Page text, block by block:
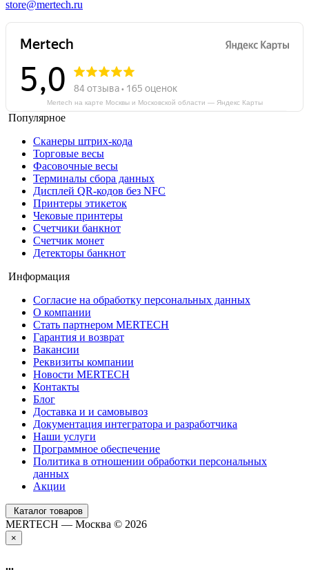
store@mertech.ru
Mertech на карте Москвы и Московской области — Яндекс Карты
Популярное
Сканеры штрих-кода
Торговые весы
Фасовочные весы
Терминалы сбора данных
Дисплей QR-кодов без NFC
Принтеры этикеток
Чековые принтеры
Счетчики банкнот
Счетчик монет
Детекторы банкнот
Информация
Согласие на обработку персональных данных
О компании
Стать партнером MERTECH
Гарантия и возврат
Вакансии
Реквизиты компании
Новости MERTECH
Контакты
Блог
Доставка и и самовывоз
Документация интегратора и разработчика
Наши услуги
Программное обеспечение
Политика в отношении обработки персональных
данных
Акции
Каталог товаров
MERTECH — Москва © 2026
×
...